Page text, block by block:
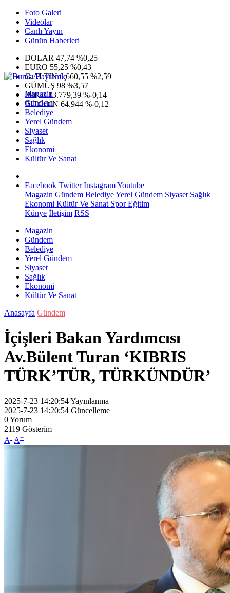
Foto Galeri
Videolar
Canlı Yayın
Günün Haberleri
DOLAR 47,74 %0,25
EURO 55,25 %0,43
G.ALTIN6.660,55 %2,59
GÜMÜŞ 98 %3,57
IMKB13.779,39 %-0,14
BITCOIN 64.944 %-0,12
Magazin
Gündem
Belediye
Yerel Gündem
Siyaset
Sağlık
Ekonomi
Kültür Ve Sanat
Facebook Twitter InstagramYoutube
Magazin Gündem BelediyeYerel Gündem Siyaset Sağlık
Ekonomi Kültür Ve Sanat SporEğitim
Künye İletişim RSS
Magazin
Gündem
Belediye
Yerel Gündem
Siyaset
Sağlık
Ekonomi
Kültür Ve Sanat
Anasayfa Gündem
İçişleri Bakan Yardımcısı
Av.Bülent Turan ‘KIBRIS
TÜRK’TÜR, TÜRKÜNDÜR’
2025-7-23 14:20:54Yayınlanma
2025-7-23 14:20:54 Güncelleme
0Yorum
2119 Gösterim
A- A+